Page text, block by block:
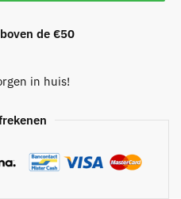
de €50
in huis!